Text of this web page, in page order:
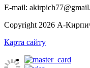
E-mail:
Copyright 2026 А-
Карта сайту